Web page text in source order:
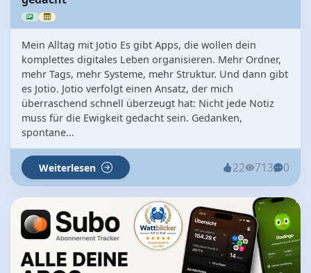
Mein Alltag mit Jotio Es gibt Apps, die wollen dein
komplettes digitales Leben organisieren. Mehr Ordner,
mehr Tags, mehr Systeme, mehr Struktur. Und dann gibt
es Jotio. Jotio verfolgt einen Ansatz, der mich
überraschend schnell überzeugt hat: Nicht jede Notiz
muss für die Ewigkeit gedacht sein. Gedanken,
spontane...
Weiterlesen 22 713 0